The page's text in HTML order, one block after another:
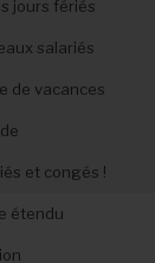
jours fériés
salariés
de vacances
et congés !
étendu